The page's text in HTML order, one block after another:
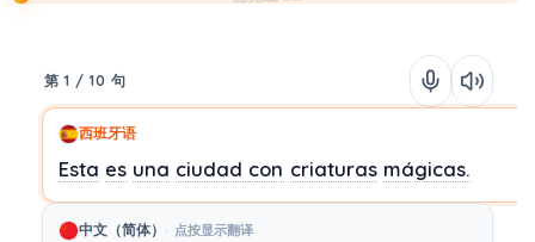
第 1 / 10 句
西班牙语
Esta es una ciudad con criaturas mágicas.
中文（简体） 点按显示翻译